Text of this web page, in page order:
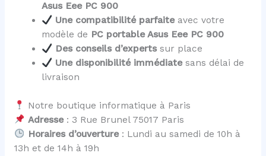
Asus Eee PC 900
Une compatibilité parfaiteavec votre
modèle de PC portable Asus Eee PC 900
Des conseils d’expertssur place
Une disponibilité immédiatesans délai de
livraison
Notre boutique informatique à Paris
Adresse: 3 Rue Brunel 75017 Paris
Horaires d’ouverture: Lundi au samedi de 10h à
13h et de 14h à 19h